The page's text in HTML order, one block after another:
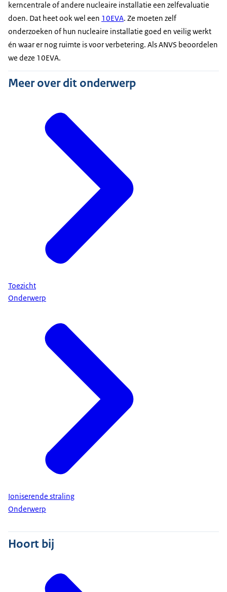
kerncentrale of andere nucleaire installatie een zelfevaluatie
doen. Dat heet ook wel een 10EVA. Ze moeten zelf
onderzoeken of hun nucleaire installatie goed en veilig werkt
én waar er nog ruimte is voor verbetering. Als ANVS beoordelen
we deze 10EVA.
Meer over dit onderwerp
Toezicht
Onderwerp
Ioniserende straling
Onderwerp
Hoort bij